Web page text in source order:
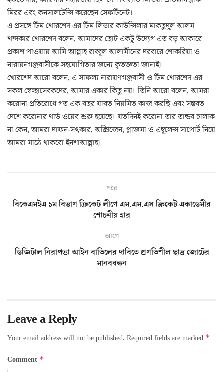
মিরর এবং কনসালটেন্সি করেছেন সেফটিনেট।
এ প্রসঙ্গে টিম খোরশেদ এর টিম লিডার কাউন্সিলার মাকছুদুল আলম
খন্দকার খোরশেদ বলেন, আমাদের ছোট একটু উদ্যেগ এত বড় আকারে
প্রকাশ পাওয়ায় আমি আল্লাহ রাব্বুল আলামীনের দরবারে শোকরিয়া ও
নারায়নগঞ্জবাসীকে সহযোগিতার জন্যে কৃতজ্ঞতা জানাই।
খোরশেদ আরো বলেন, এ সাফল্য নারায়ণগঞ্জবাসী ও টিম খোরশেদ এর
সকল স্বেচ্ছাসেবকদের, আমার একার কিছু নয়। তিনি আরো বলেন, আমরা
করোনা প্রতিরোধে গত এক বছর যাবত নিয়মিত কাজ করছি এবং সম্ভবত
দেশে করোনার থার্ড ওয়েব শুরু হয়েছে। যতদিনই করোনা তার তান্ডব চালাক
না কেন, আমরা দাফন-সৎকার, অক্সিজেন, প্লাজমা ও এম্বুলেন্স সাপোর্ট নিয়ে
আমরা মাঠে থাকবো ইনশাআল্লাহ।
পরে
বিকেএমইএ ১ম বিভাগ ক্রিকেট লীগে এম.এম.এস ক্রিকেট একাডেমীর
শোচনীয় হার
আগে
ডিজিটাল নিরাপত্তা আইন বাতিলের দাবিতে প্রগতিশীল ছাত্র জোটের
মানববন্ধন
Leave a Reply
Your email address will not be published. Required fields are marked *
Comment *